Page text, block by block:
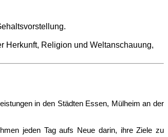
Herkunft, Religion und Weltanschauung,
in den Städten Essen, Mülheim an der
jeden Tag aufs Neue darin, ihre Ziele zu